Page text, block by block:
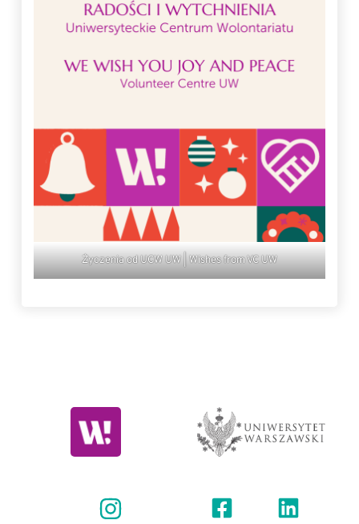
Życzenia od UCW UW | Wishes from VC UW